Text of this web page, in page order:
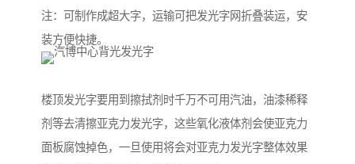
注：可制作成超大字，运输可把发光字网折叠装运，安
装方便快捷。
楼顶发光字要用到擦拭剂时千万不可用汽油，油漆稀释
剂等去清擦亚克力发光字，这些氧化液体剂会使亚克力
面板腐蚀掉色，一旦使用将会对亚克力发光字整体效果